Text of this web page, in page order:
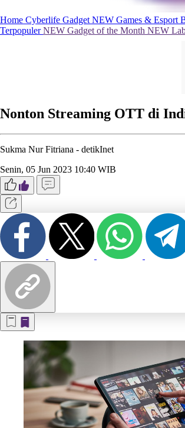
Home Cyberlife Gadget NEW Games & Esport
TerpopulerNEW Gadget of the Month NEW
Nonton Streaming OTT di
Sukma Nur Fitriana - detikInet
Senin, 05 Jun 2023 10:40 WIB